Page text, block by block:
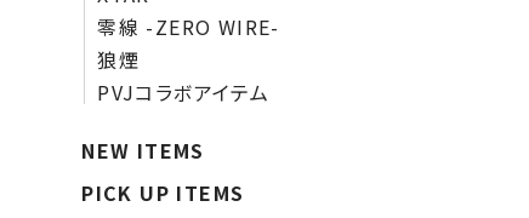
零線 -ZERO WIRE-
狼煙
PVJコラボアイテム
NEW ITEMS
PICK UP ITEMS